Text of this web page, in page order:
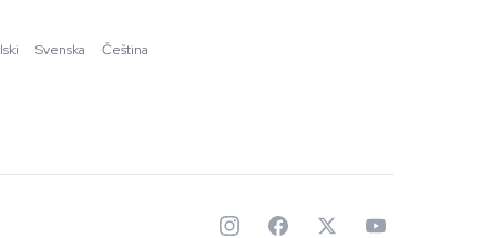
·Svenska ·Čeština
✦